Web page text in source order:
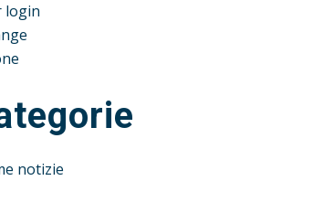
login
notizie